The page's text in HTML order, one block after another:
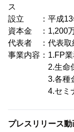
ス
設立 ：平成13
資本金 ：1,200
代表者 ：代表取
事業内容：1.FP業
2.生命保険
3.各種金融
4.セミナ
プレスリリース動